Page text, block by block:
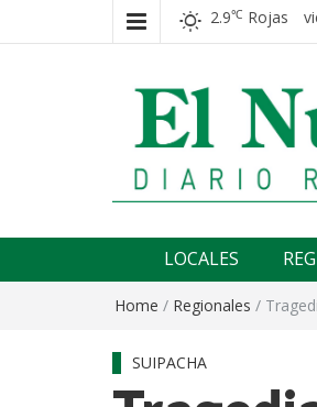
2.9℃ Rojas
El nuevo
LOCALES
Home / Regionales /
SUIPACHA